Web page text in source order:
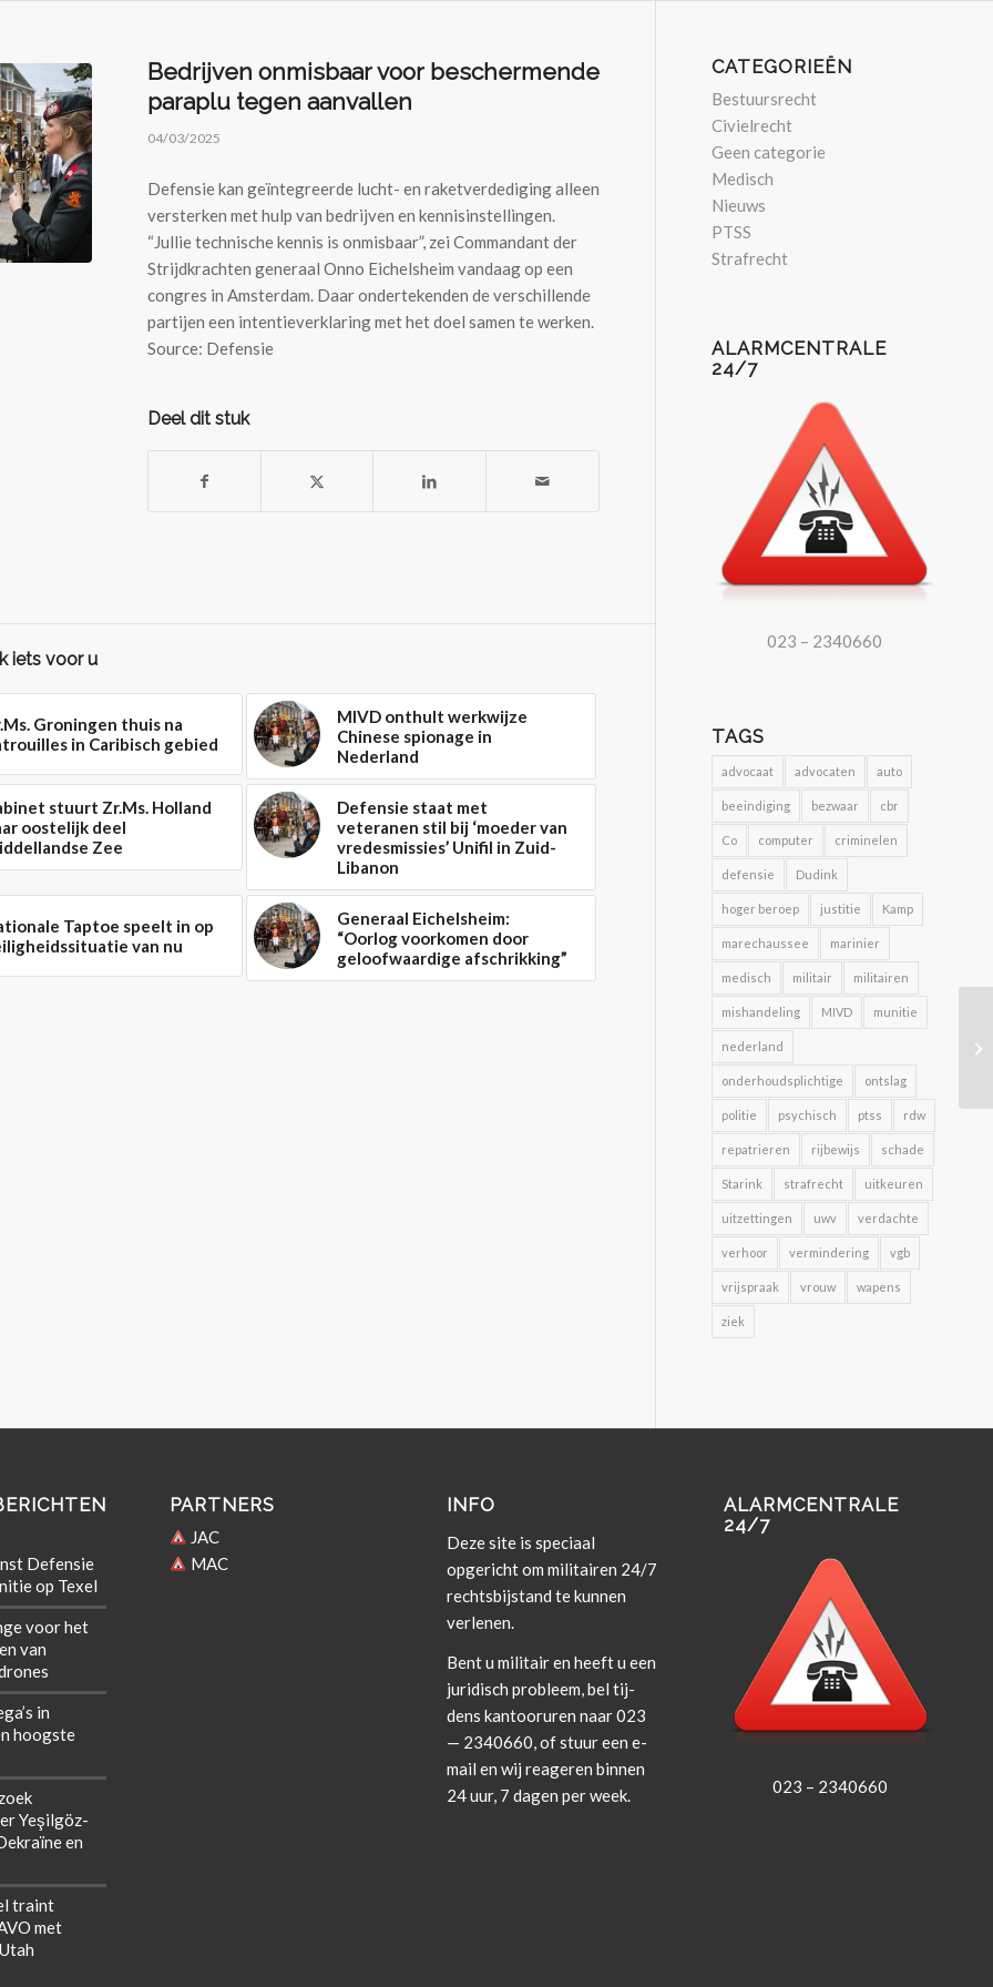
Bedrijven onmisbaar voor beschermende
paraplu tegen aanvallen
04/03/2025
Defensie kan geïntegreerde lucht- en raketverdediging alleen
versterken met hulp van bedrijven en kennisinstellingen.
“Jullie technische kennis is onmisbaar”, zei Commandant der
Strijdkrachten generaal Onno Eichelsheim vandaag op een
congres in Amsterdam. Daar ondertekenden de verschillende
partijen een intentieverklaring met het doel samen te werken.
Source: Defensie
Deel dit stuk
iets voor u
Groningen thuis na
in Caribisch gebied
MIVD onthult werkwijze
Chinese spionage in
Nederland
stuurt Zr.Ms. Holland
oostelijk deel
Zee
Defensie staat met
veteranen stil bij ‘moeder van
vredesmissies’ Unifil in Zuid-
Libanon
Taptoe speelt in op
van nu
Generaal Eichelsheim:
“Oorlog voorkomen door
geloofwaardige afschrikking”
CATEGORIEËN
Bestuursrecht
Civielrecht
Geen categorie
Medisch
Nieuws
PTSS
Strafrecht
ALARMCENTRALE
24/7
023 – 2340660
TAGS
advocaat advocaten auto
beeindiging bezwaar cbr
Co computer criminelen
defensie Dudink
hoger beroep justitie Kamp
marechaussee marinier
medisch militair militairen
mishandeling MIVD munitie
nederland
onderhoudsplichtige ontslag
politie psychisch ptss rdw
repatrieren rijbewijs schade
Starink strafrecht uitkeuren
uitzettingen uwv verdachte
verhoor vermindering vgb
vrijspraak vrouw wapens
ziek
Defensie
op Texel
voor het
van
in
hoogste
Yeşilgöz-
en
traint
met
PARTNERS
JAC
MAC
INFO
Deze site is spe­ci­aal
opgericht om militairen 24/7
rechts­bi­j­s­tand te kun­nen
verlenen.
Bent u militair en heeft u een
juridisch prob­leem, bel tij­
dens kan­tooruren naar 023
— 2340660, of stuur een e-
mail en wij rea­geren bin­nen
24 uur, 7 dagen per week.
ALARMCENTRALE
24/7
023 – 2340660